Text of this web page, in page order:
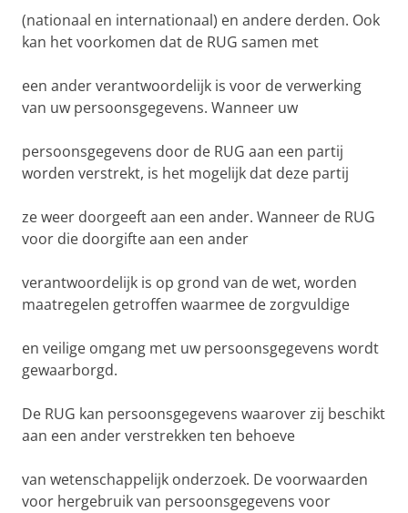
(nationaal en internationaal) en andere derden. Ook
kan het voorkomen dat de RUG samen met
een ander verantwoordelijk is voor de verwerking
van uw persoonsgegevens. Wanneer uw
persoonsgegevens door de RUG aan een partij
worden verstrekt, is het mogelijk dat deze partij
ze weer doorgeeft aan een ander. Wanneer de RUG
voor die doorgifte aan een ander
verantwoordelijk is op grond van de wet, worden
maatregelen getroffen waarmee de zorgvuldige
en veilige omgang met uw persoonsgegevens wordt
gewaarborgd.
De RUG kan persoonsgegevens waarover zij beschikt
aan een ander verstrekken ten behoeve
van wetenschappelijk onderzoek. De voorwaarden
voor hergebruik van persoonsgegevens voor